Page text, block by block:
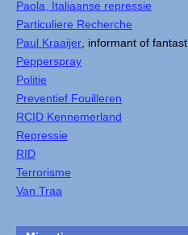
Paola, Italiaanse repressie
Particuliere Recherche
Paul Kraaijer , informant of fantast
Pepperspray
Politie
Preventief Fouilleren
RCID Kennemerland
Repressie
RID
Terrorisme
Van Traa